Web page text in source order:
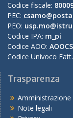
Codice fiscale:
PEC:
PEO:
Codice IPA: m_pi
Codice AOO:
Codice Univoco
Trasparenza
Note legali